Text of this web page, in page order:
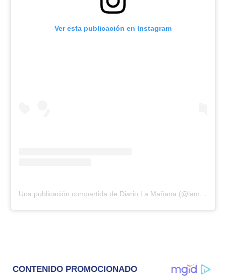
Ver esta publicación en Instagram
Una publicación compartida de Diario La Mañana (@lamananabolivar)